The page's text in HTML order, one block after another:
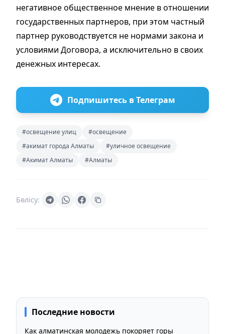
негативное общественное мнение в отношении
государственных партнеров, при этом частный
партнер руководствуется не нормами закона и
условиями Договора, а исключительно в своих
денежных интересах.
Подпишитесь в Телеграм
#освещение улиц
#освещение
#акимат города Алматы
#уличное освещение
#Акимат Алматы
#Алматы
Бөлісу:
Последние новости
Как алматинская молодежь покоряет горы